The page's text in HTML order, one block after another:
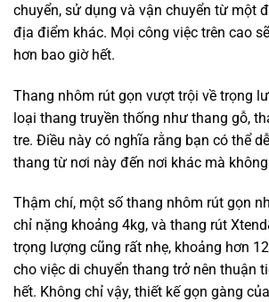
chuyển, sử dụng và vận chuyển từ một
địa điểm khác. Mọi công việc trên cao
hơn bao giờ hết.
Thang nhôm rút gọn vượt trội về trọng
loại thang truyền thống như thang gỗ,
tre. Điều này có nghĩa rằng bạn có thể
thang từ nơi này đến nơi khác mà
Thậm chí, một số thang nhôm rút gọn
chỉ nặng khoảng 4kg, và thang rút
trọng lượng cũng rất nhẹ, khoảng hơn
cho việc di chuyển thang trở nên thuận
hết. Không chỉ vậy, thiết kế gọn gàng